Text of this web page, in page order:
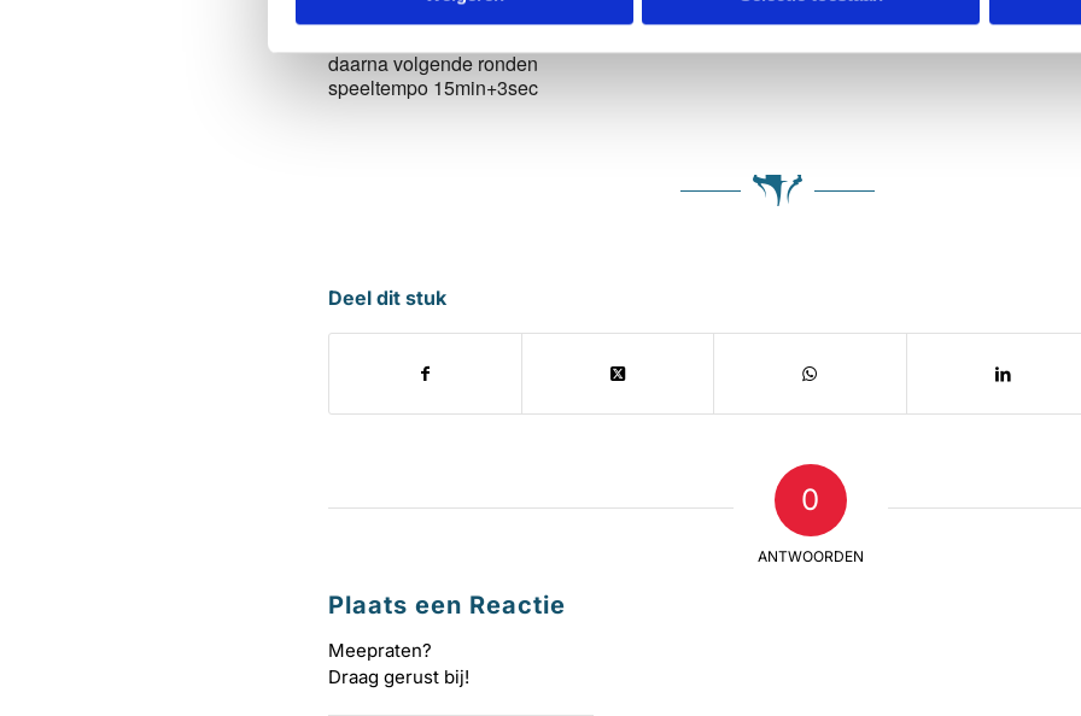
daarna volgende ronden
speeltempo 15min+3sec
Deel dit stuk
0
ANTWOORDEN
Plaats een Reactie
Meepraten?
Draag gerust bij!